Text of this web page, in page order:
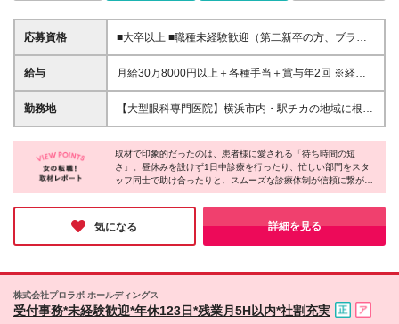
応募資格
■大卒以上 ■職種未経験歓迎（第二新卒の方、ブラン
クがある方も歓迎！） ＼たとえばこんな方にピッタ
リ♪／ □接客や販売など、人と関わってお話しするの
経験から、スキルが身につく仕事がしたい！ □仕事も
プライベートも、貯金も…自分らしい毎日を妥協した
給与
月給30万8000円以上＋各種手当＋賞与年2回 ※経験・
能力を考慮の上、決定します。 ※時間外手当は、別途
全額支給します。 ※3ヶ月間の試用期間があります。
勤務地
【大型眼科専門医院】横浜市内・駅チカの地域に根差
したクリニック勤務♪ ■本院（岡田眼科） 横浜市港南
区港南台5-5-22 ■分院（横浜西口眼科） 横浜市神奈
川区鶴屋町2-23-2 TSプラザビル6F ※入社時の配属先
は、内定を出す段階でお伝えいたします ※転居を伴う
転勤はありませんが、ゆくゆくは2院内での異動が発
生する可能性がございます ★月1.5万円で住める社宅
をご用意 港南台本院のクリニックから徒歩10～15分
と通勤に便利な場所に、 月1万5000円で住める借り上
OK（駐車場あり） (変更の範囲)上記を除く当社関連
勤務地
取材で印象的だったのは、患者様に愛される「待ち時間の短
さ」。昼休みを設けず1日中診療を行ったり、忙しい部門をスタ
ッフ同士で助け合ったりと、スムーズな診療体制が信頼に繋がっ
ているとのことです。もちろんスタッフはシフト制できっちり休
憩を取れるので安心してください！多角的な事業展開で売上高47
億円を誇る安定基盤と地域からの厚い信頼。このような環境だか
らこそ、社員の方々が安心して長く働けると確信しました。
気になる 詳細を見る
株式会社プロラボ ホールディングス
受付事務*未経験歓迎*年休123日*残業月5H以内*社割充実